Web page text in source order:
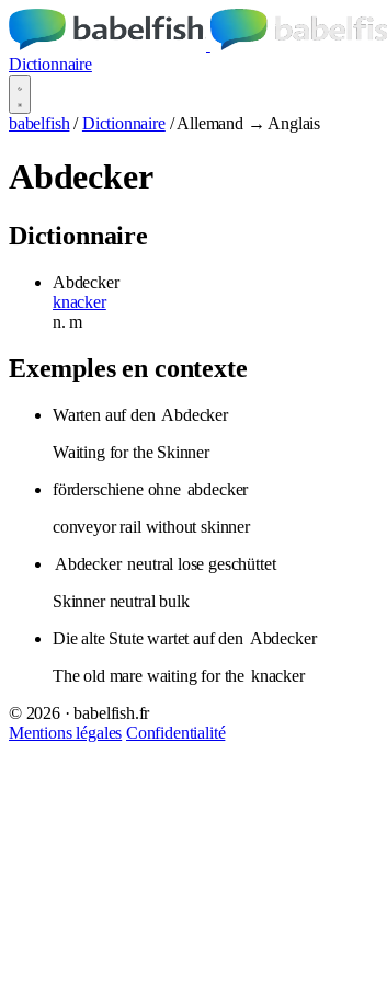
Dictionnaire
babelfish / Dictionnaire / Allemand → Anglais
Abdecker
Dictionnaire
Abdecker
knacker
n.m
Exemples en contexte
Warten auf den Abdecker
Waiting for the Skinner
förderschiene ohne abdecker
conveyor rail without skinner
Abdecker neutral lose geschüttet
Skinner neutral bulk
Die alte Stute wartet auf den Abdecker
The old mare waiting for the knacker
© 2026 · babelfish.fr
Mentions légales Confidentialité